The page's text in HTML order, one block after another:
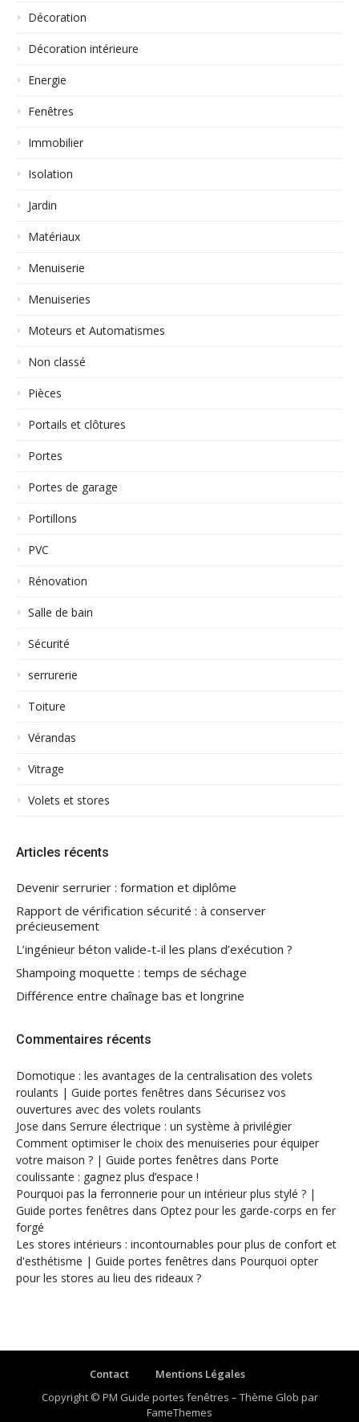
Décoration
Décoration intérieure
Energie
Fenêtres
Immobilier
Isolation
Jardin
Matériaux
Menuiserie
Menuiseries
Moteurs et Automatismes
Non classé
Pièces
Portails et clôtures
Portes
Portes de garage
Portillons
PVC
Rénovation
Salle de bain
Sécurité
serrurerie
Toiture
Vérandas
Vitrage
Volets et stores
Articles récents
Devenir serrurier : formation et diplôme
Rapport de vérification sécurité : à conserver
précieusement
L’ingénieur béton valide-t-il les plans d’exécution ?
Shampoing moquette : temps de séchage
Différence entre chaînage bas et longrine
Commentaires récents
Domotique : les avantages de la centralisation des volets
roulants | Guide portes fenêtres dans Sécurisez vos
ouvertures avec des volets roulants
Jose dans Serrure électrique : un système à privilégier
Comment optimiser le choix des menuiseries pour équiper
votre maison ? | Guide portes fenêtres dans Porte
coulissante : gagnez plus d’espace !
Pourquoi pas la ferronnerie pour un intérieur plus stylé ? |
Guide portes fenêtres dans Optez pour les garde-corps en fer
forgé
Les stores intérieurs : incontournables pour plus de confort et
d'esthétisme | Guide portes fenêtres dans Pourquoi opter
pour les stores au lieu des rideaux ?
Contact
Mentions Légales
Copyright © PM Guide portes fenêtres – Thème Glob par
FameThemes